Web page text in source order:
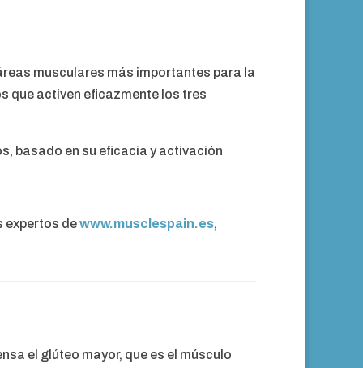
musculares más importantes para la
que activen eficazmente los tres
basado en su eficacia y activación
expertos dewww.musclespain.es,
el glúteo mayor, que es el músculo